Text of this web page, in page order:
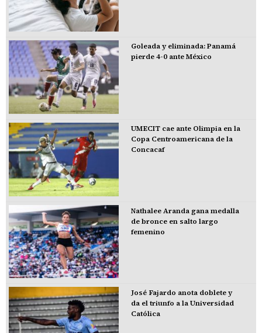
Goleada y eliminada: Panamá
pierde 4-0 ante México
UMECIT cae ante Olimpia en la
Copa Centroamericana de la
Concacaf
Nathalee Aranda gana medalla
de bronce en salto largo
femenino
José Fajardo anota doblete y
da el triunfo a la Universidad
Católica